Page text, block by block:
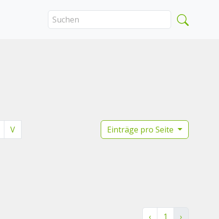
V
Einträge pro Seite
‹ 1 ›